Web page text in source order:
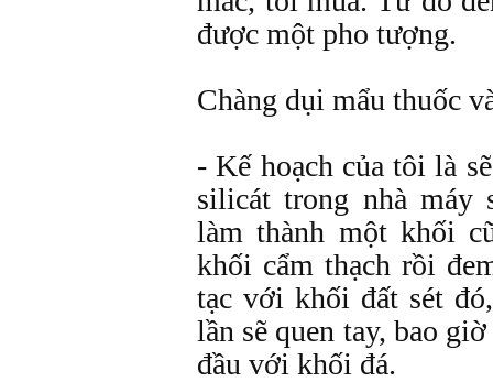
được một pho tượng.
Chàng dụi mẩu thuốc
- Kế hoạch của tôi là
silicát trong nhà máy
làm thành một khối
khối cẩm thạch rồi
tạc với khối đất sét
lần sẽ quen tay, bao
đầu với khối đá.